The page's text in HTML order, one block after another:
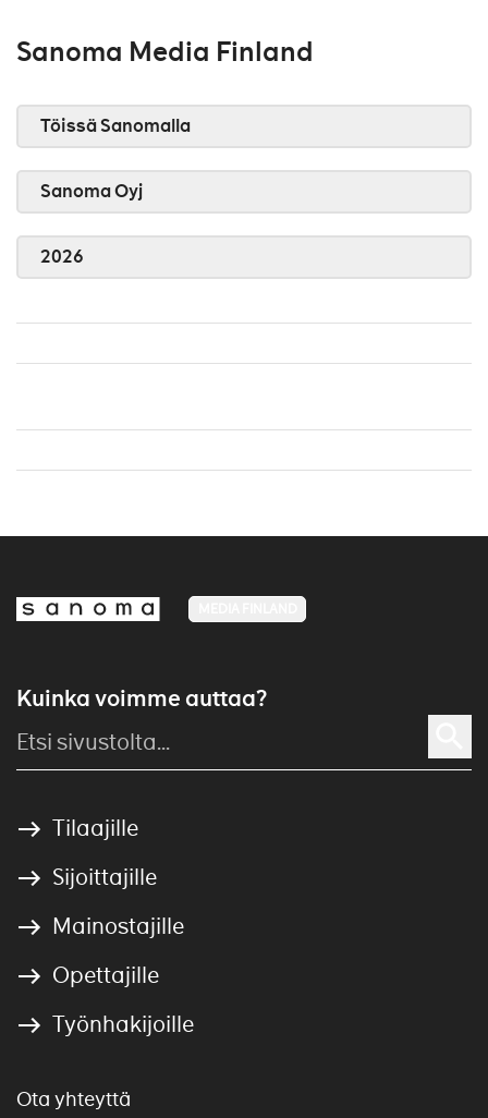
Sanoma Media Finland
Töissä Sanomalla
Sanoma Oyj
2026
Kuinka voimme auttaa?
Tilaajille
Sijoittajille
Mainostajille
Opettajille
Työnhakijoille
Ota yhteyttä